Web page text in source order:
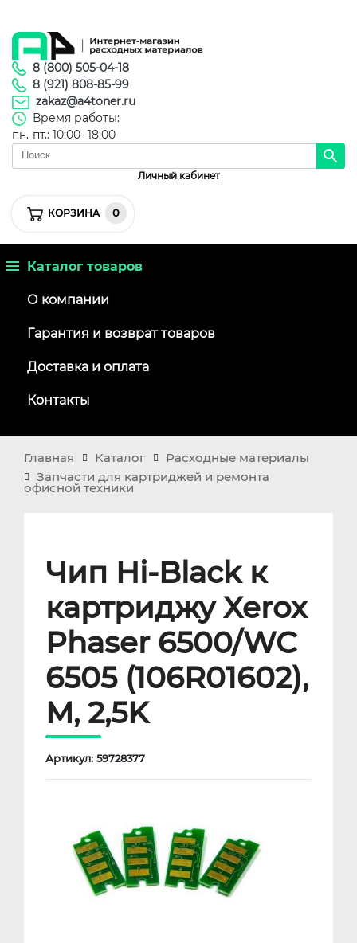
8 (800) 505-04-18
8 (921) 808-85-99
zakaz@a4toner.ru
Время работы:
пн.-пт.: 10:00- 18:00
Личный кабинет
КОРЗИНА 0
Каталог товаров
О компании
Гарантия и возврат товаров
Доставка и оплата
Контакты
Главная Каталог
Расходные материалы
Запчасти для картриджей и ремонта
офисной техники
Чип Hi-Black к
картриджу Xerox
Phaser 6500/WC
6505 (106R01602),
M, 2,5K
Артикул: 59728377